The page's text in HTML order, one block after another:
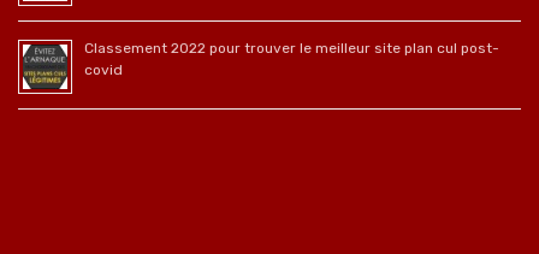
Classement 2022 pour trouver le meilleur site plan cul post-
covid